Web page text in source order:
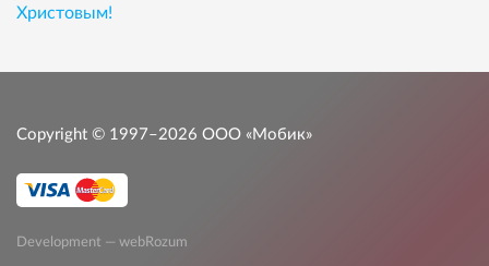
Христовым!
Copyright © 1997–2026 ООО «Мобик»
Development — webRozum